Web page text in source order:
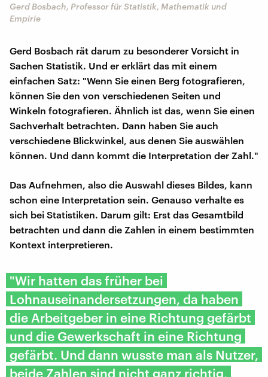
Gerd Bosbach, Professor für Statistik, Mathematik und
Empirie
Gerd Bosbach rät darum zu besonderer Vorsicht in
Sachen Statistik. Und er erklärt das mit einem
einfachen Satz: "Wenn Sie einen Berg fotografieren,
können Sie den von verschiedenen Seiten und
Winkeln fotografieren. Ähnlich ist das, wenn Sie einen
Sachverhalt betrachten. Dann haben Sie auch
verschiedene Blickwinkel, aus denen Sie auswählen
können. Und dann kommt die Interpretation der Zahl."
Das Aufnehmen, also die Auswahl dieses Bildes, kann
schon eine Interpretation sein. Genauso verhalte es
sich bei Statistiken. Darum gilt: Erst das Gesamtbild
betrachten und dann die Zahlen in einem bestimmten
Kontext interpretieren.
"Wir hatten das früher bei
Lohnauseinandersetzungen, da haben
die Arbeitgeber in eine Richtung gefärbt
und die Gewerkschaft in eine Richtung
gefärbt. Und dann wusste man als Nutzer,
beide Zahlen sind nicht ganz richtig,